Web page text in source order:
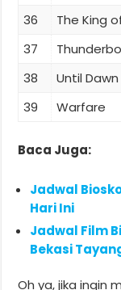
36
The King
37
38
Until Dawn
39
Warfare
Baca Juga:
Jadwal
Hari Ini
Jadwal Film
Bekasi
Oh ya, jika ingin